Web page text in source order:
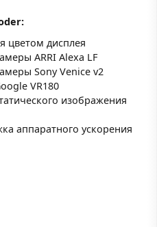
цветом дисплея
ARRI Alexa LF
Sony Venice v2
VR180
изображения
аппаратного ускорения